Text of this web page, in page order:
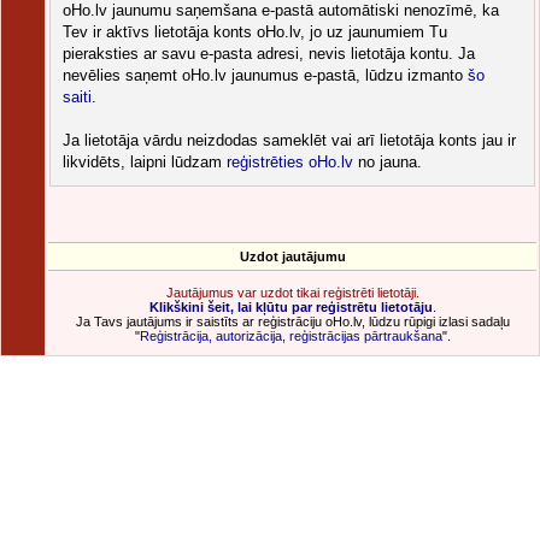
oHo.lv jaunumu saņemšana e-pastā automātiski nenozīmē, ka
Tev ir aktīvs lietotāja konts oHo.lv, jo uz jaunumiem Tu
pieraksties ar savu e-pasta adresi, nevis lietotāja kontu. Ja
nevēlies saņemt oHo.lv jaunumus e-pastā, lūdzu izmanto šo
saiti.
Ja lietotāja vārdu neizdodas sameklēt vai arī lietotāja konts jau ir
likvidēts, laipni lūdzam reģistrēties oHo.lv no jauna.
Uzdot jautājumu
Jautājumus var uzdot tikai reģistrēti lietotāji.
Klikškini šeit, lai kļūtu par reģistrētu lietotāju
Ja Tavs jautājums ir saistīts ar reģistrāciju oHo.lv, lūdzu rūpigi izlasi sadaļu
"Reģistrācija, autorizācija, reģistrācijas pārtraukšana".